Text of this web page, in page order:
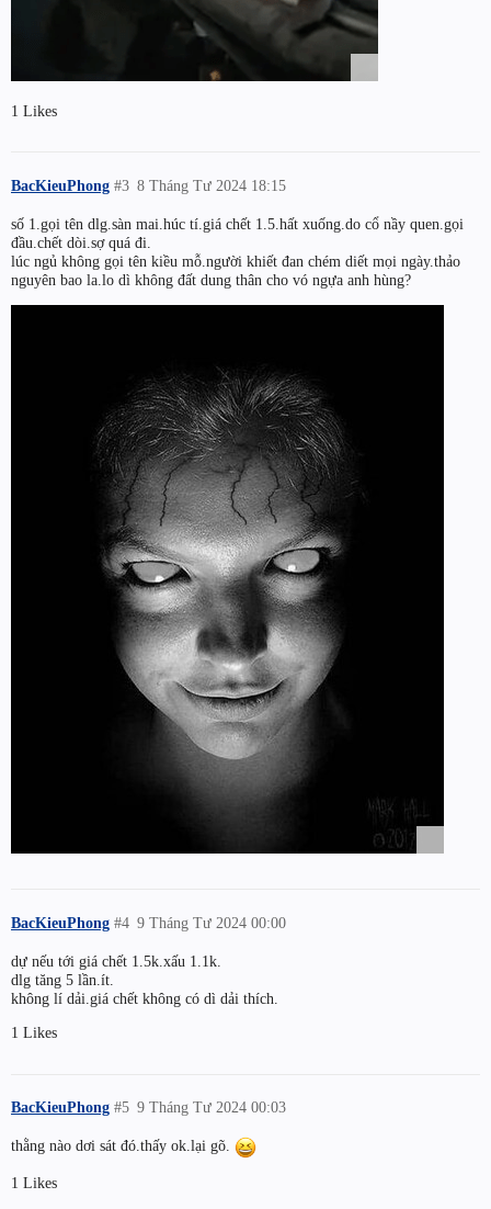
1 Likes
BacKieuPhong 8 Tháng Tư 2024 18:15
#3
số 1.gọi tên dlg.sàn mai.húc tí.giá chết 1.5.hất xuống.do cổ nầy quen.gọi
đầu.chết dòi.sợ quá đi.
lúc ngủ không gọi tên kiều mỗ.người khiết đan chém diết mọi ngày.thảo
nguyên bao la.lo dì không đất dung thân cho vó ngựa anh hùng?
BacKieuPhong 9 Tháng Tư 2024 00:00
#4
dự nếu tới giá chết 1.5k.xấu 1.1k.
dlg tăng 5 lần.ít.
không lí dải.giá chết không có dì dải thích.
1 Likes
BacKieuPhong 9 Tháng Tư 2024 00:03
#5
thằng nào dơi sát đó.thấy ok.lại gõ.
1 Likes